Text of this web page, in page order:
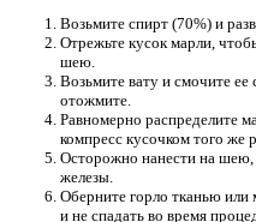
Возьмите спирт (70%) и
Отрежьте кусок марли,
шею.
Возьмите вату и смочите ее
отожмите.
Равномерно распределите
компресс кусочком того же
Осторожно нанести на шею,
железы.
Оберните горло тканью или
и не спадать во время